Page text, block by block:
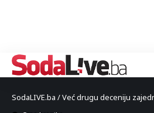
SodaLIVE.ba / Već drugu deceniju